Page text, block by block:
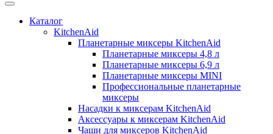
Каталог
KitchenAid
Планетарные миксеры KitchenAid
Планетарные миксеры 4,8 л
Планетарные миксеры 6,9 л
Планетарные миксеры MINI
Профессиональные планетарные
миксеры
Насадки к миксерам KitchenAid
Аксессуары к миксерам KitchenAid
Чаши для миксеров KitchenAid